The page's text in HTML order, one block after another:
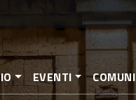
Inhalt
EVENTI COMUNI